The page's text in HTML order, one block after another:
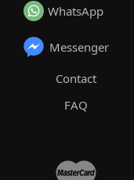
WhatsApp
Messenger
Contact
FAQ